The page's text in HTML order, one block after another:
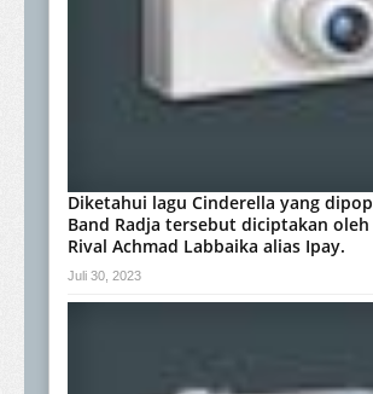
Diketahui lagu Cinderella yang
Band Radja tersebut diciptakan oleh
Rival Achmad Labbaika alias Ipay.
Juli 30, 2023